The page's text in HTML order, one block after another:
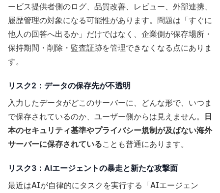
ービス提供者側のログ、品質改善、レビュー、外部連携、
履歴管理の対象になる可能性があります。問題は「すぐに
他人の回答へ出るか」だけではなく、企業側が保存場所・
保持期間・削除・監査証跡を管理できなくなる点にありま
す。
リスク2：データの保存先が不透明
入力したデータがどこのサーバーに、どんな形で、いつま
で保存されているのか、ユーザー側からは見えません。 日
本のセキュリティ基準やプライバシー規制が及ばない海外
サーバーに保存されていることも普通にあります。
リスク3：AIエージェントの暴走と新たな攻撃面
最近はAIが自律的にタスクを実行する「AIエージェン